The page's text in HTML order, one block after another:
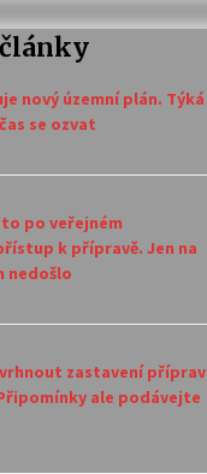
nový územní plán. Týká
se ozvat
po veřejném
k přípravě. Jen na
nedošlo
zastavení příprav
ale podávejte